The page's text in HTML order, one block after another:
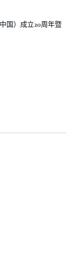
国）成立20周年暨